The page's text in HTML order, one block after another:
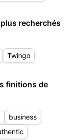
recherchés
Twingo
finitions de
business